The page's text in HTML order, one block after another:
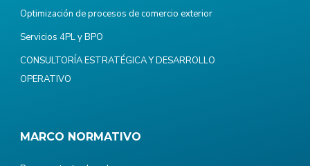
Optimización de procesos de comercio exterior
Servicios 4PL y BPO
CONSULTORÍA ESTRATÉGICA Y DESARROLLO
OPERATIVO
MARCO NORMATIVO